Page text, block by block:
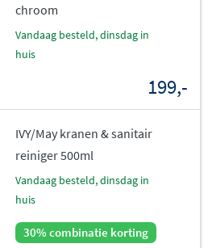
chroom
vandaag besteld, dinsdag in
huis
199,-
IVY/May kranen & sanitair
reiniger 500ml
vandaag besteld, dinsdag in
huis
30% combinatie korting